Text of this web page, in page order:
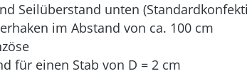
Seilüberstand unten
im Abstand von ca. 100 cm
für einen Stab von D = 2 cm